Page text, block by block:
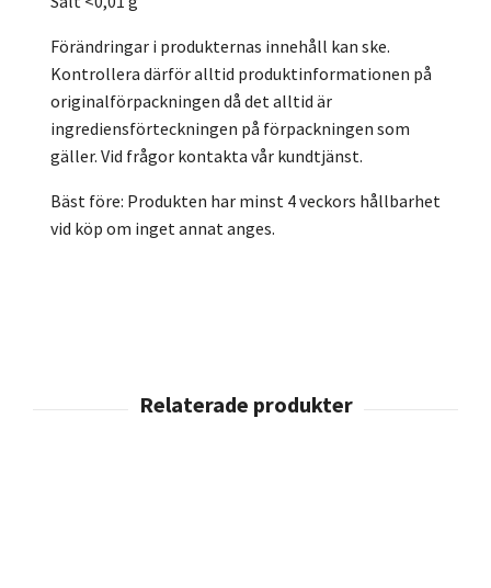
Förändringar i produkternas innehåll kan ske.
Kontrollera därför alltid produktinformationen på
originalförpackningen då det alltid är
ingrediensförteckningen på förpackningen som
gäller. Vid frågor kontakta vår kundtjänst.
Bäst före: Produkten har minst 4 veckors hållbarhet
vid köp om inget annat anges.